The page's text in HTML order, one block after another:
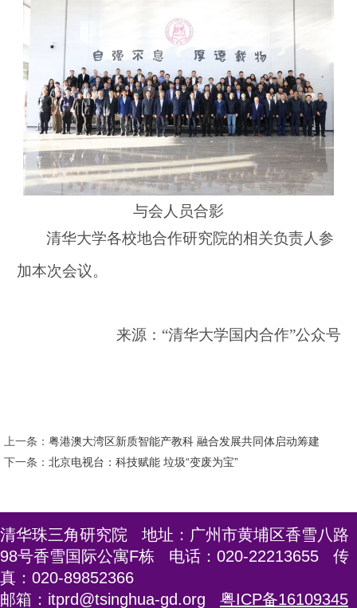
与会人员合影
清华大学各校地合作研究院的相关负责人参
加本次会议。
来源： “清华大学国内合作”公众号
上一条： 粤港澳大湾区新质智能产教科 融合发展共同体启动筹建
下一条： 北京电视台：科技赋能 垃圾“变废为宝”
清华珠三角研究院 地址：广州市黄埔区香雪八路
98号香雪国际公寓F栋 电话：020-22213655 传
真：020-89852366
邮箱：itprd@tsinghua-gd.org 粤ICP备16109345